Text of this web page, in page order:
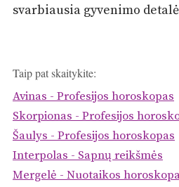
svarbiausia gyvenimo
Taip pat skaitykite:
Avinas - Profesijos horoskopas
Skorpionas - Profesijos
Šaulys - Profesijos horoskopas
Interpolas - Sapnų reikšmės
Mergelė - Nuotaikos